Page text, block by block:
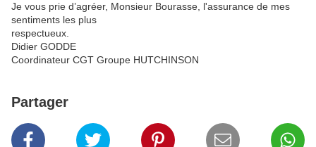
Je vous prie d’agréer, Monsieur Bourasse, l'assurance de mes
sentiments les plus
respectueux.
Didier GODDE
Coordinateur CGT Groupe HUTCHINSON
Partager